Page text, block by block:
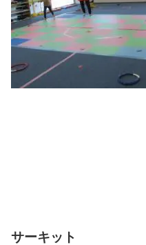
サーキット